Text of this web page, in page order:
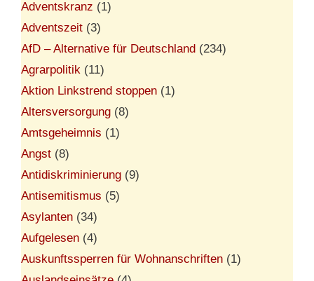
Adventskranz (1)
Adventszeit (3)
AfD – Alternative für Deutschland (234)
Agrarpolitik (11)
Aktion Linkstrend stoppen (1)
Altersversorgung (8)
Amtsgeheimnis (1)
Angst (8)
Antidiskriminierung (9)
Antisemitismus (5)
Asylanten (34)
Aufgelesen (4)
Auskunftssperren für Wohnanschriften (1)